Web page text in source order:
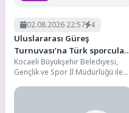
02.08.2026 22:57 4
Uluslararası Güreş
Turnuvası’na Türk sporcular
damga vurdu
Kocaeli Büyükşehir Belediyesi,
Gençlik ve Spor İl Müdürlüğü ile
ilimizde düzenlenen Hasan...